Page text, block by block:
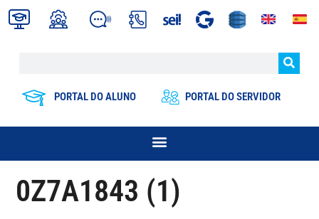
PORTAL DO ALUNO PORTAL DO SERVIDOR
0Z7A1843 (1)